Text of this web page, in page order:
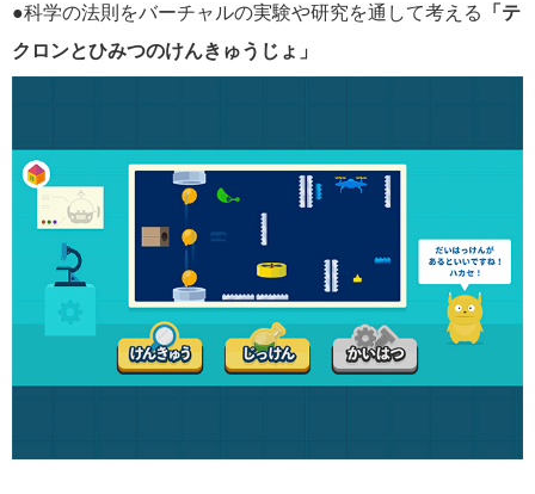
●科学の法則をバーチャルの実験や研究を通して考える
「テ
クロンとひみつのけんきゅうじょ」